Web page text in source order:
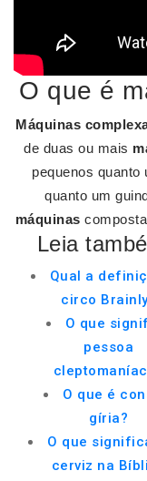
O que é
Máquinas
de duas ou mais
pequenos quanto
quanto um
máquinas
Leia
Qual a
circo
O que
pessoa
O que é
gíria?
O que
cerviz na